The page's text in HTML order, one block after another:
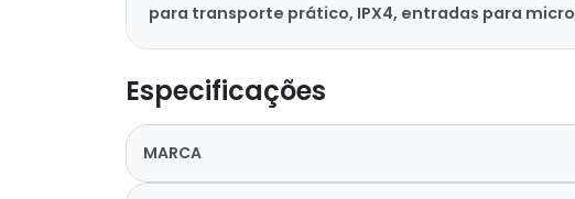
para transporte prático, IPX4, entradas para
Especificações
MARCA